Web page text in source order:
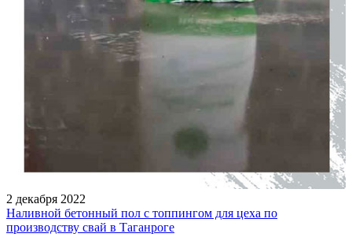
2 декабря 2022
Наливной бетонный пол с топпингом для цеха по
производству свай в Таганроге